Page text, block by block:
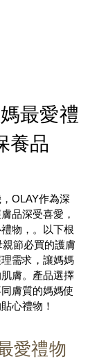
最愛禮
養品
OLAY作為深
品深受喜愛，
物，。以下根
節必買的護膚
需求，讓媽媽
膚。產品選擇
膚質的媽媽使
心禮物！
愛禮物